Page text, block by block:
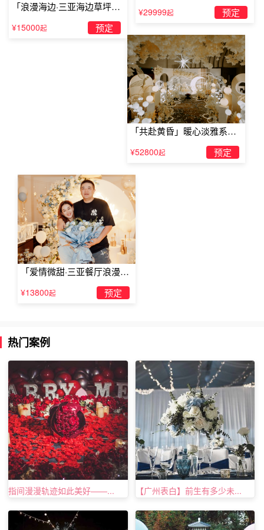
北戴河比较好的情侣酒店秦皇岛德丰特色民宿
以上就是关于北戴河比较好的情侣酒店的全部内容，想了解
更多关于北戴河比较好的情侣酒店的资讯就关注TellLove北
「浪漫海边·三亚海边草坪浪
¥15000起 预定
¥29999起 预定
「共赴黄昏」暖心淡雅系求
婚仪式
¥52800起 预定
「爱情微甜·三亚餐厅浪漫求
¥13800起 预定
热门案例
指间漫漫轨迹如此美好——... 【广州表白】前生有多少未...